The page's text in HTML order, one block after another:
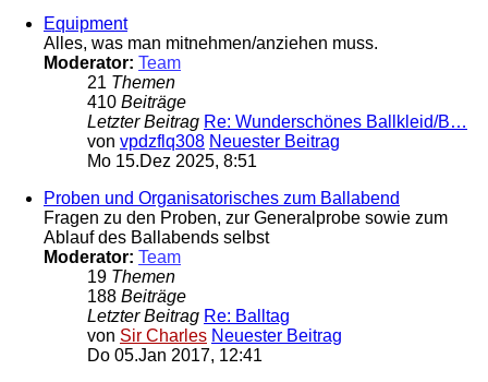
Equipment
Alles, was man mitnehmen/anziehen muss.
Moderator: Team
21 Themen
410 Beiträge
Letzter Beitrag Re: Wunderschönes Ballkleid/B…
von vpdzflq308 Neuester Beitrag
Mo 15.Dez 2025, 8:51
Proben und Organisatorisches zum Ballabend
Fragen zu den Proben, zur Generalprobe sowie zum
Ablauf des Ballabends selbst
Moderator: Team
19 Themen
188 Beiträge
Letzter Beitrag Re: Balltag
von Sir Charles Neuester Beitrag
Do 05.Jan 2017, 12:41